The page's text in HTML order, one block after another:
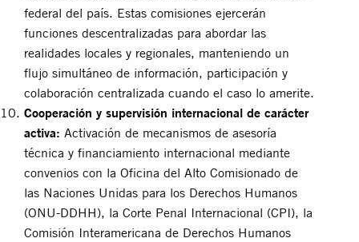
federal del país. Estas comisiones ejercerán
funciones descentralizadas para abordar las
realidades locales y regionales, manteniendo un
flujo simultáneo de información, participación y
colaboración centralizada cuando el caso lo amerite.
Cooperación y supervisión internacional de carácter
activa: Activación de mecanismos de asesoría
técnica y financiamiento internacional mediante
convenios con la Oficina del Alto Comisionado de
las Naciones Unidas para los Derechos Humanos
(ONU-DDHH), la Corte Penal Internacional (CPI), la
Comisión Interamericana de Derechos Humanos